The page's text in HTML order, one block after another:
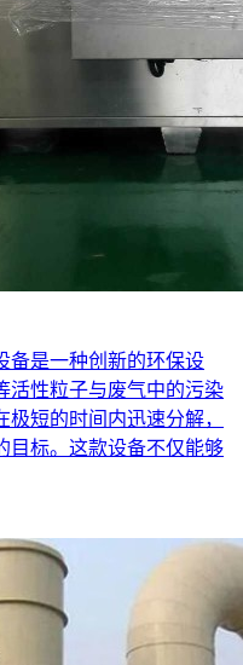
备是一种创新的环保设
活性粒子与废气中的污染
短的时间内迅速分解，
目标。这款设备不仅能够